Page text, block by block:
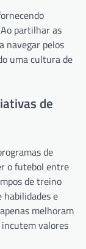
partilhar as
navegar pelos
uma cultura de
de
de
o futebol entre
de treino
e
melhoram
valores